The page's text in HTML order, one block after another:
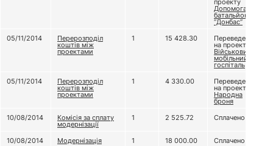
проекту
Допомога
батальйону
“Донбас”
05/11/2014
Перерозподіл
коштів між
проектами
1 15 428.30 Переведено
на проект
Військовий
мобільний
госпіталь
05/11/2014
Перерозподіл
коштів між
проектами
1 4 330.00 Переведено
на проект
Народна
броня
10/08/2014
Комісія за сплату
модернізації
1 2 525.72 Сплачено
10/08/2014 Модернізація 1 18 000.00
Сплачено